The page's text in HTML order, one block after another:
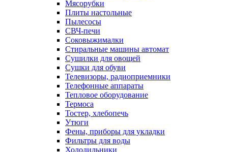
Мясорубки
Плиты настольные
Пылесосы
СВЧ-печи
Соковыжималки
Стиральные машины автомат
Сушилки для овощей
Сушки для обуви
Телевизоры, радиоприемники
Телефонные аппараты
Тепловое оборудование
Термоса
Тостер, хлебопечь
Утюги
Фены, приборы для укладки
Фильтры для воды
Холодильники